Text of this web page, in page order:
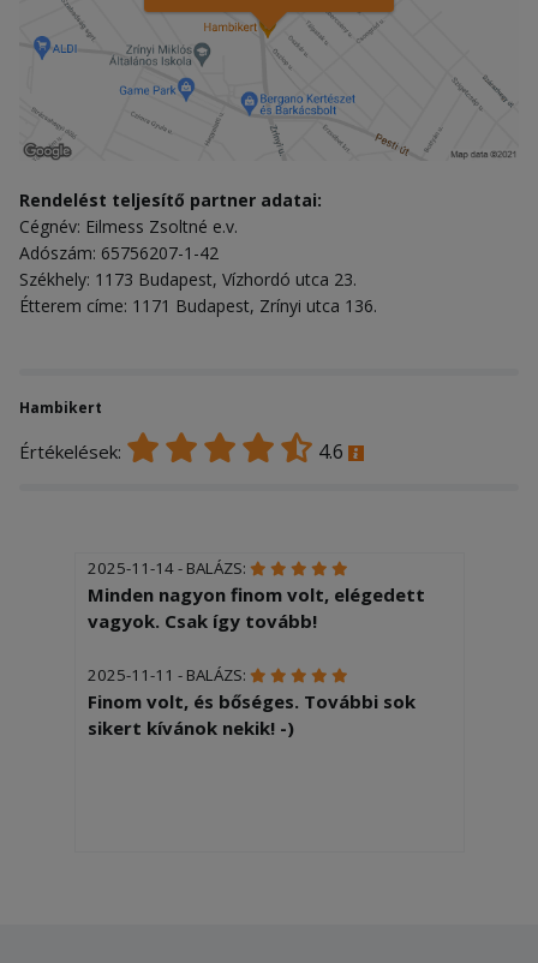
Rendelést teljesítő partner adatai:
Cégnév: Eilmess Zsoltné e.v.
Adószám: 65756207-1-42
Székhely: 1173 Budapest, Vízhordó utca 23.
Étterem címe: 1171 Budapest, Zrínyi utca 136.
Hambikert
Értékelések: 4.6
2025-11-14 - BALÁZS:
Minden nagyon finom volt, elégedett
vagyok. Csak így tovább!
2025-11-11 - BALÁZS:
Finom volt, és bőséges. További sok
sikert kívánok nekik! -)